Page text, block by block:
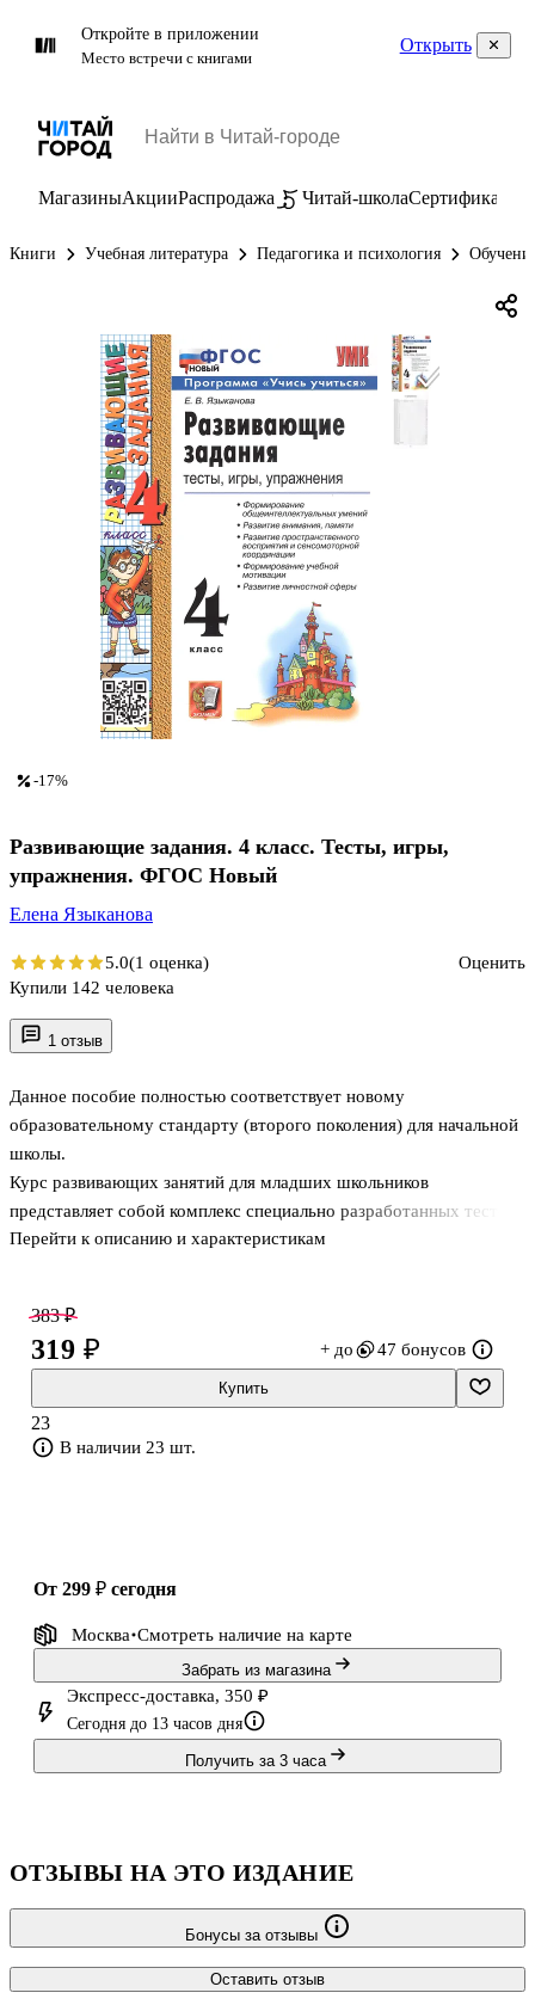
Откройте в приложении
Место встречи с книгами
Открыть
МагазиныАкцииРаспродажа Читай-школаСертификаты
Книги Учебная литература Педагогика и психология
1 отзыв
Данное пособие полностью соответствует новому
образовательному стандарту (второго поколения) для начальной
школы.
Курс развивающих занятий для младших школьников
представляет собой комплекс специально разработанных тестов,
игр и упражнений, направленных на развитие памяти, внимания,
координации. Работать с предложенными заданиями можно на
факультативах, в группах продлённого дня, отдельные
упражнения учитель может использовать как дополнительный
материал к урокам русского языка и математики, при подготовке
учащихся к олимпиадам и викторинам. Данное пособие можно
Перейти к описанию и характеристикам
-17%
Развивающие задания. 4 класс. Тесты, игры,
упражнения. ФГОС Новый
Елена Языканова
5.0(1 оценка)
Оценить
Купили 142 человека
383 ₽
319 ₽ + до 47 бонусов
Купить
23
В наличии 23 шт.
от 299 ₽ сегодня
Москва Смотреть наличие на карте
Забрать из магазина
Экспресс-доставка, 350 ₽
Сегодня до 13 часов дня
Получить за 3 часа
ОТЗЫВЫ НА ЭТО ИЗДАНИЕ
Бонусы за отзывы
Оставить отзыв